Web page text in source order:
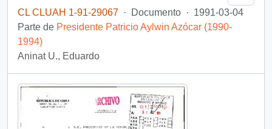
CL CLUAH 1-91-29067 · Documento · 1991-03-04
Parte de Presidente Patricio Aylwin Azócar (1990-
1994)
Aninat U., Eduardo